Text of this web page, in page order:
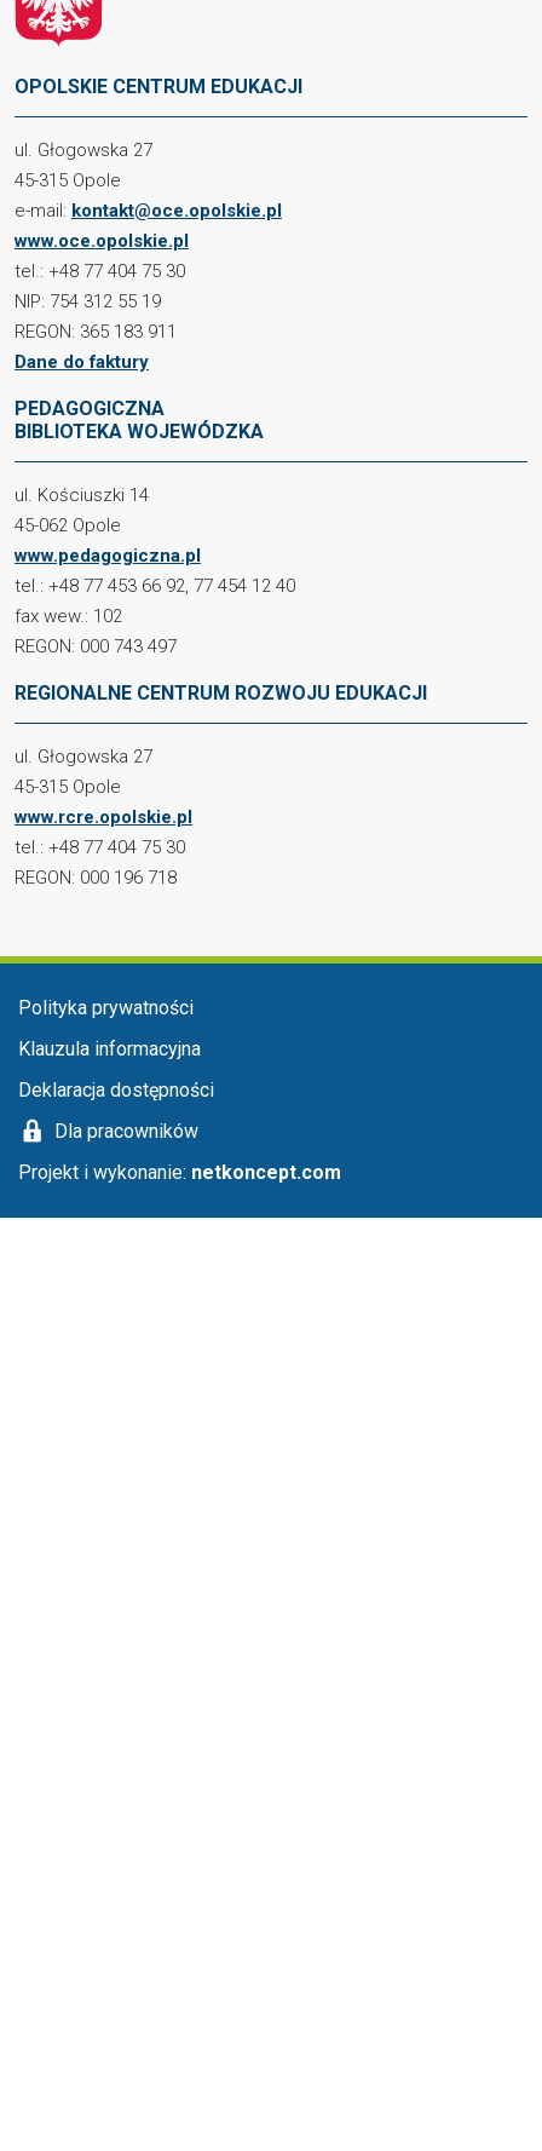
OPOLSKIE CENTRUM EDUKACJI
ul. Głogowska 27
45-315 Opole
e-mail: kontakt@oce.opolskie.pl
www.oce.opolskie.pl
tel.: +48 77 404 75 30
NIP: 754 312 55 19
REGON: 365 183 911
Dane do faktury
PEDAGOGICZNA
BIBLIOTEKA WOJEWÓDZKA
ul. Kościuszki 14
45-062 Opole
www.pedagogiczna.pl
tel.: +48 77 453 66 92, 77 454 12 40
fax wew.: 102
REGON: 000 743 497
REGIONALNE CENTRUM ROZWOJU EDUKACJI
ul. Głogowska 27
45-315 Opole
www.rcre.opolskie.pl
tel.: +48 77 404 75 30
REGON: 000 196 718
Menu stopka
Polityka prywatności
Klauzula informacyjna
Deklaracja dostępności
Dla pracowników
Projekt i wykonanie: netkoncept.com